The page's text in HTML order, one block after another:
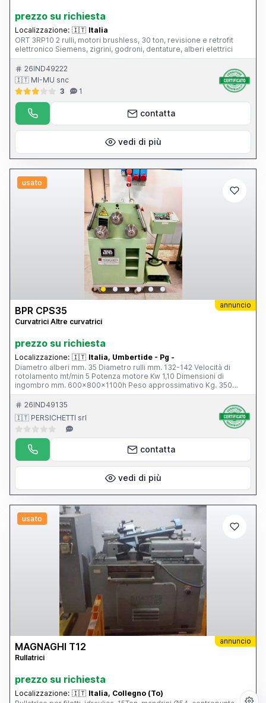
prezzo su richiesta
Localizzazione: 🇮🇹 Italia
ORT 3RP10 2 rulli, motori brushless, 30 ton, revisione e retrofit
elettronico Siemens, zigrini, godroni, dentature, alberi elettrici
26IND49222
🇮🇹 MI-MU snc
3
1
contatta
vedi di più
usato
annuncio
BPR CPS35
Curvatrici Altre curvatrici
prezzo su richiesta
Localizzazione: 🇮🇹 Italia, Umbertide - Pg -
Diametro alberi mm. 35 Diametro rulli mm. 132-142 Velocità di
rotolamento mt/min 5 Potenza motore Kw 1,10 Dimensioni di
ingombro mm. 600x800x1100h Peso approssimativo Kg. 350
COMPLETA DI: - Posizionatore - Tre rulli motorizzati - N. 01 serie
rulli standard
26IND49135
🇮🇹 PERSICHETTI srl
contatta
vedi di più
usato
annuncio
MAGNAGHI T12
Rullatrici
prezzo su richiesta
Localizzazione: 🇮🇹 Italia, Collegno (To)